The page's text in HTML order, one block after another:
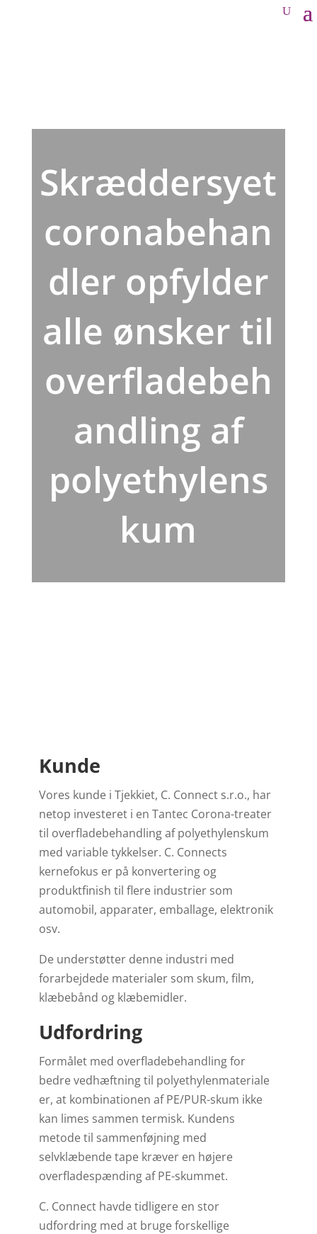
Skræddersyet
coronabehan
dler opfylder
alle ønsker til
overfladebeh
andling af
polyethylens
kum
Kunde
Vores kunde i Tjekkiet, C. Connect s.r.o., har
netop investeret i en Tantec Corona-treater
til overfladebehandling af polyethylenskum
med variable tykkelser. C. Connects
kernefokus er på konvertering og
produktfinish til flere industrier som
automobil, apparater, emballage, elektronik
osv.
De understøtter denne industri med
forarbejdede materialer som skum, film,
klæbebånd og klæbemidler.
Udfordring
Formålet med overfladebehandling for
bedre vedhæftning til polyethylenmateriale
er, at kombinationen af PE/PUR-skum ikke
kan limes sammen termisk. Kundens
metode til sammenføjning med
selvklæbende tape kræver en højere
overfladespænding af PE-skummet.
C. Connect havde tidligere en stor
udfordring med at bruge forskellige